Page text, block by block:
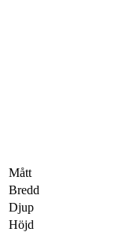
Mått
Bredd
Djup
Höjd